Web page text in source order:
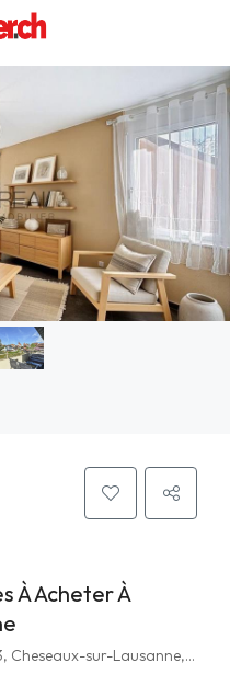
À Acheter À
de Lausanne, Vaud, Schweiz/Suisse/Svizzera/Svizra